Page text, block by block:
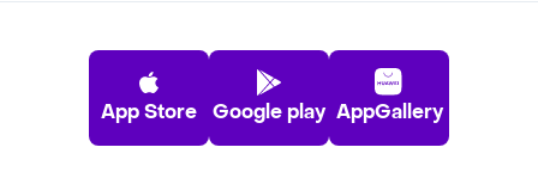
App Store Google play AppGallery